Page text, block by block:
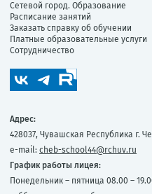
Сетевой город. Образование
Расписание занятий
Заказать справку об обучении
Платные образовательные услуги
Сотрудничество
Адрес:
428037, Чувашская Республика г.
e-mail: cheb-school44@rchuv.ru
График работы лицея:
Понедельник – пятница 08.00 –